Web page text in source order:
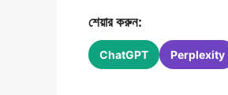
শেয়ার করুন:
ChatGPT Perplexity